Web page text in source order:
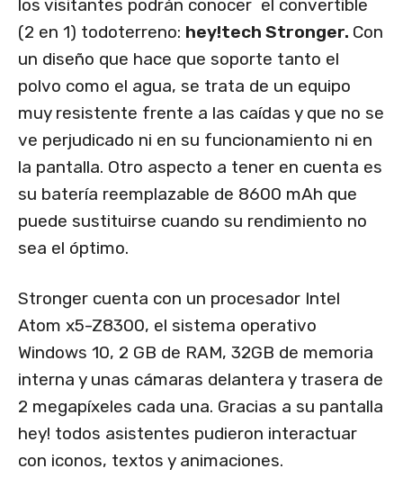
los visitantes podrán conocer el convertible
(2 en 1) todoterreno: hey!tech Stronger. Con
un diseño que hace que soporte tanto el
polvo como el agua, se trata de un equipo
muy resistente frente a las caídas y que no se
ve perjudicado ni en su funcionamiento ni en
la pantalla. Otro aspecto a tener en cuenta es
su batería reemplazable de 8600 mAh que
puede sustituirse cuando su rendimiento no
sea el óptimo.
Stronger cuenta con un procesador Intel
Atom x5-Z8300, el sistema operativo
Windows 10, 2 GB de RAM, 32GB de memoria
interna y unas cámaras delantera y trasera de
2 megapíxeles cada una. Gracias a su pantalla
hey! todos asistentes pudieron interactuar
con iconos, textos y animaciones.